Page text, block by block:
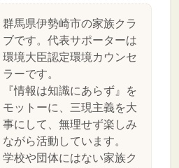
群馬県伊勢崎市の家族クラ
ブです。代表サポーターは
環境大臣認定環境カウンセ
ラーです。
『情報は知識にあらず』を
モットーに、三現主義を大
事にして、無理せず楽しみ
ながら活動しています。
学校や団体にはない家族ク